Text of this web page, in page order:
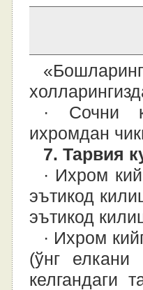
· Сочни
ихромдан
7. Тарвия
· Ихром
эътикод
эътикод
· Ихром
(ўнг
келгандаги